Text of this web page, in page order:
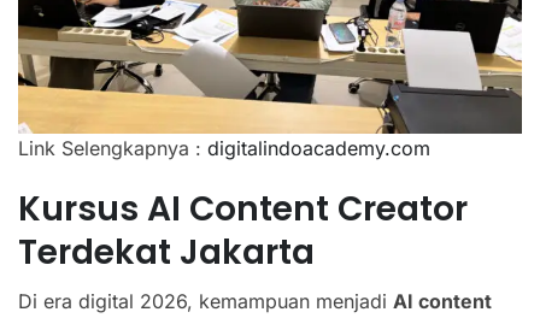
Link Selengkapnya : digitalindoacademy.com
Kursus AI Content Creator
Terdekat Jakarta
Di era digital 2026, kemampuan menjadi AI content